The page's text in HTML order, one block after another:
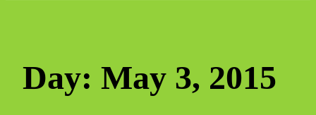
Day: May 3, 2015